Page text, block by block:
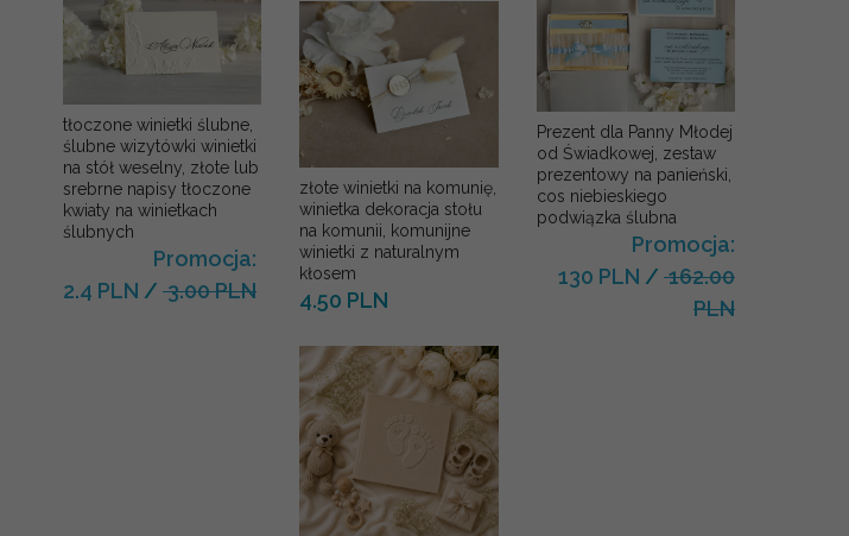
tłoczone winietki ślubne,
ślubne wizytówki winietki
na stół weselny, złote lub
srebrne napisy tłoczone
kwiaty na winietkach
ślubnych
Promocja:
2.4 PLN / 3.00 PLN
złote winietki na komunię,
winietka dekoracja stołu
na komunii, komunijne
winietki z naturalnym
kłosem
4.50 PLN
Prezent dla Panny Młodej
od Świadkowej, zestaw
prezentowy na panieński,
cos niebieskiego
podwiązka ślubna
Promocja:
130 PLN / 162.00
PLN